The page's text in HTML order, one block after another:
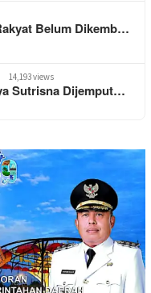
Belum Dikemb…
14,193 views
Sutrisna Dijemput…